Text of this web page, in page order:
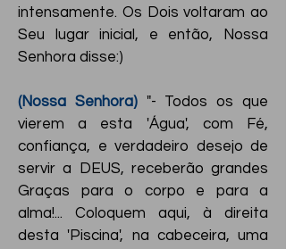
intensamente. Os Dois voltaram ao
Seu lugar inicial, e então, Nossa
Senhora disse:)
(Nossa Senhora)"- Todos os que
vierem a esta 'Água', com Fé,
confiança, e verdadeiro desejo de
servir a DEUS, receberão grandes
Graças para o corpo e para a
alma!... Coloquem aqui, à direita
desta 'Piscina', na cabeceira, uma